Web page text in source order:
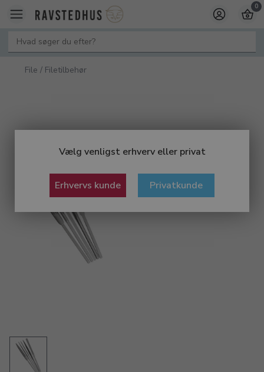
Vælg venligst erhverv eller privat
Erhvervs kunde Privatkunde
0
File / Filetilbehør